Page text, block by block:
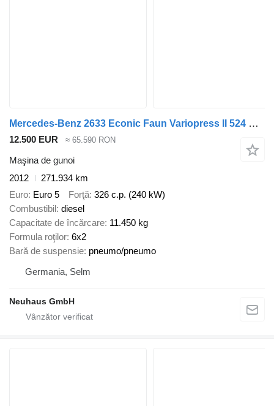
Mercedes-Benz 2633 Econic Faun Variopress II 524 Kombischüttu
12.500 EUR ≈ 65.590 RON
Maşina de gunoi
2012
271.934 km
Euro Euro 5 Forţă 326 c.p. (240 kW)
Combustibil diesel
Capacitate de încărcare 11.450 kg
Formula roţilor 6x2
Bară de suspensie pneumo/pneumo
Germania, Selm
Neuhaus GmbH